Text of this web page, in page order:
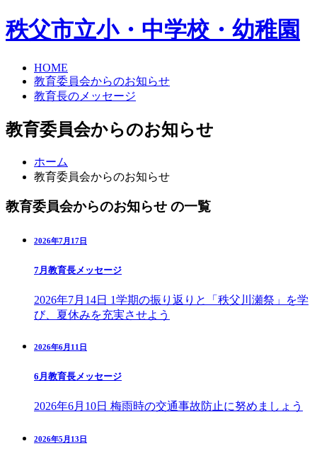
秩父市立小・中学校・幼稚園
HOME
教育委員会からのお知らせ
教育長のメッセージ
教育委員会からのお知らせ
ホーム
教育委員会からのお知らせ
教育委員会からのお知らせ の一覧
2026年7月17日
7月教育長メッセージ
2026年7月14日 1学期の振り返りと「秩父川瀬祭」を学
び、夏休みを充実させよう
2026年6月11日
6月教育長メッセージ
2026年6月10日 梅雨時の交通事故防止に努めましょう
2026年5月13日